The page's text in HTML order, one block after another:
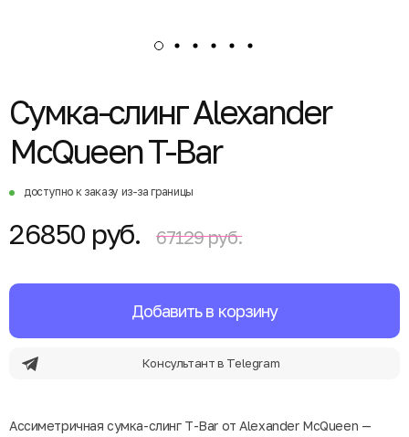
Сумка-слинг Alexander
McQueen T-Bar
доступно к заказу из-за границы
26850 руб. 67129 руб.
Добавить в корзину
Консультант в Telegram
Ассиметричная сумка-слинг T-Bar от Alexander McQueen —